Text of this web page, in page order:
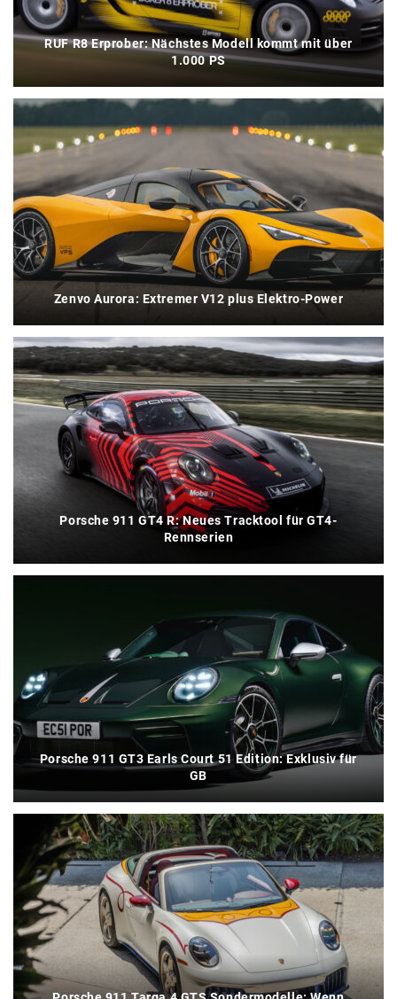
RUF R8 Erprober: Nächstes Modell kommt mit über
1.000 PS
Zenvo Aurora: Extremer V12 plus Elektro-Power
Porsche 911 GT4 R: Neues Tracktool für GT4-
Rennserien
Porsche 911 GT3 Earls Court 51 Edition: Exklusiv für
GB